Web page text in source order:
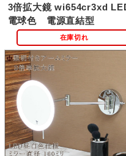
3倍拡大鏡 wi654cr3xd
電球色 電源直結型
在庫切れ